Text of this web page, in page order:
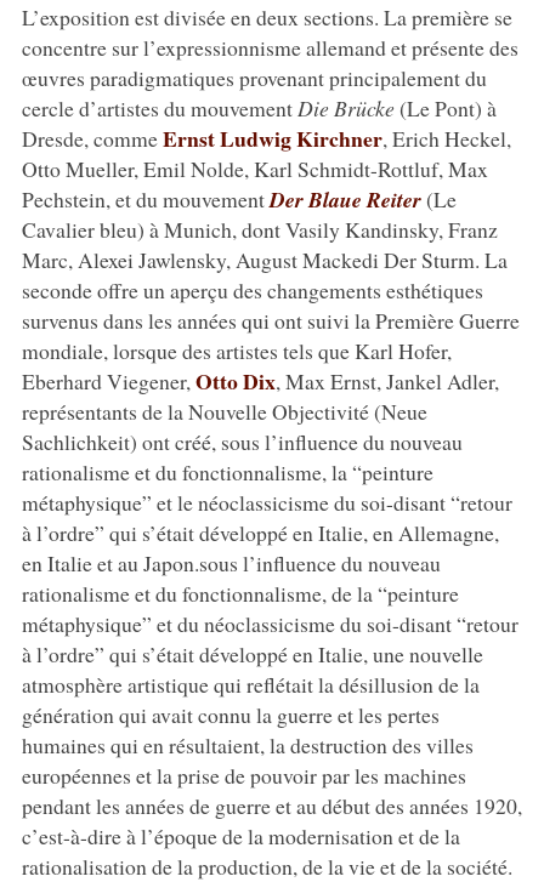
L’exposition est divisée en deux sections. La première se
concentre sur l’expressionnisme allemand et présente des
œuvres paradigmatiques provenant principalement du
cercle d’artistes du mouvement Die Brücke(Le Pont) à
Dresde, commeErnst Ludwig Kirchner, Erich Heckel,
Otto Mueller, Emil Nolde, Karl Schmidt-Rottluf, Max
Pechstein, et du mouvementDer Blaue Reiter(Le
Cavalier bleu) à Munich, dont Vasily Kandinsky, Franz
Marc, Alexei Jawlensky, August Mackedi Der Sturm. La
seconde offre un aperçu des changements esthétiques
survenus dans les années qui ont suivi la Première Guerre
mondiale, lorsque des artistes tels que Karl Hofer,
Eberhard Viegener, Otto Dix, Max Ernst, Jankel Adler,
représentants de la Nouvelle Objectivité (Neue
Sachlichkeit) ont créé, sous l’influence du nouveau
rationalisme et du fonctionnalisme, la “peinture
métaphysique” et le néoclassicisme du soi-disant “retour
à l’ordre” qui s’était développé en Italie, en Allemagne,
en Italie et au Japon.sous l’influence du nouveau
rationalisme et du fonctionnalisme, de la “peinture
métaphysique” et du néoclassicisme du soi-disant “retour
à l’ordre” qui s’était développé en Italie, une nouvelle
atmosphère artistique qui reflétait la désillusion de la
génération qui avait connu la guerre et les pertes
humaines qui en résultaient, la destruction des villes
européennes et la prise de pouvoir par les machines
pendant les années de guerre et au début des années 1920,
c’est-à-dire à l’époque de la modernisation et de la
rationalisation de la production, de la vie et de la société.